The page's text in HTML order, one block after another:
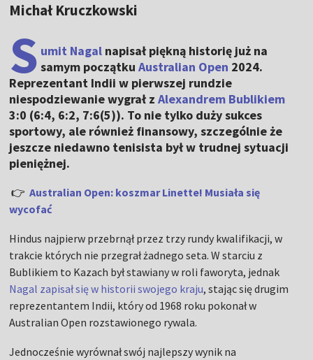
Michał Kruczkowski
S umit Nagal napisał piękną historię już na
samym początkuAustralian Open 2024.
Reprezentant Indii w pierwszej rundzie
niespodziewanie wygrał zAlexandrem Bublikiem
3:0 (6:4, 6:2, 7:6(5)). To nie tylko duży sukces
sportowy, ale również finansowy, szczególnie że
jeszcze niedawno tenisista był w trudnej sytuacji
pieniężnej.
👉Australian Open: koszmar Linette! Musiała się
wycofać
Hindus najpierw przebrnął przez trzy rundy kwalifikacji, w
trakcie których nie przegrał żadnego seta. W starciu z
Bublikiem to Kazach był stawiany w roli faworyta, jednak
Nagal zapisał się w historii swojego kraju, stając się drugim
reprezentantem Indii, który od 1968 roku pokonał w
Australian Open rozstawionego rywala.
Jednocześnie wyrównał swój najlepszy wynik na